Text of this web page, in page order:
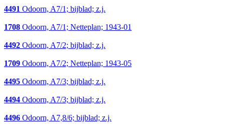
4491 Odoorn, A7/1; bijblad; z.j.
1708 Odoorn, A7/1; Netteplan; 1943-01
4492 Odoorn, A7/2; bijblad; z.j.
1709 Odoorn, A7/2; Netteplan; 1943-05
4495 Odoorn, A7/3; bijblad; z.j.
4494 Odoorn, A7/3; bijblad; z.j.
4496 Odoorn, A7,8/6; bijblad; z.j.